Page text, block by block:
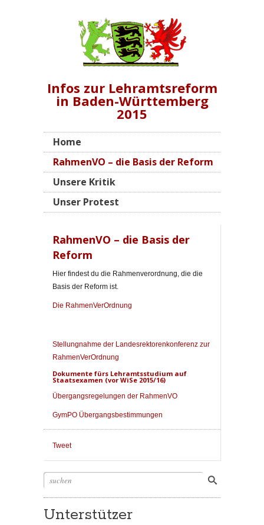
Infos zur Lehramtsreform
in Baden-Württemberg
2015
Home
RahmenVO – die Basis der Reform
Unsere Kritik
Unser Protest
RahmenVO – die Basis der
Reform
Hier findest du die Rahmenverordnung, die die
Basis der Reform ist.
Die RahmenVerOrdnung
Stellungnahme der Landesrektorenkonferenz zur
RahmenVerOrdnung
Dokumente fürs Lehramtsstudium auf
Staatsexamen (vor WiSe 2015/16)
Übergangsregelungen der RahmenVO
GymPO Übergangsbestimmungen
Tweet
Unterstützer